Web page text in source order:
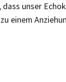
dass unser
einem